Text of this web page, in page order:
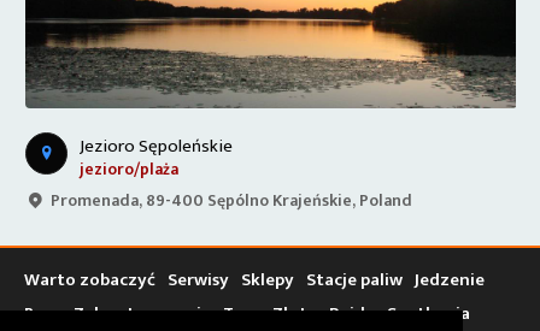
Jezioro Sępoleńskie
jezioro/plaża
Promenada, 89-400 Sępólno Krajeńskie, Poland
Warto zobaczyć Serwisy Sklepy Stacje paliw Jedzenie
Bary Zakwaterowanie Tory Zloty Rajdy Spotkania